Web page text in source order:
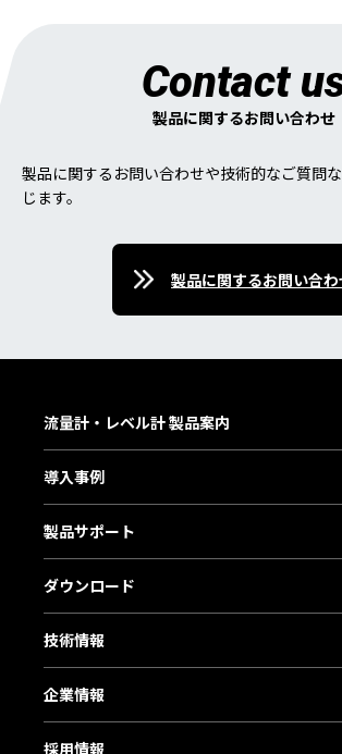
Contact
製品に関するお問い合わせ
製品に関するお問い合わせや技術的なご質問
じます。
製品に関するお問い合
流量計・レベル計 製品案内
導入事例
製品サポート
ダウンロード
技術情報
企業情報
採用情報